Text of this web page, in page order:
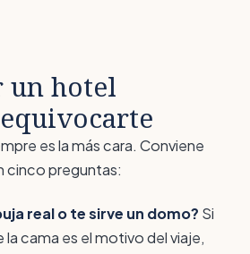
un hotel
es la más cara. Conviene
cinco preguntas:
real o te sirve un domo? Si
la cama es el motivo del viaje,